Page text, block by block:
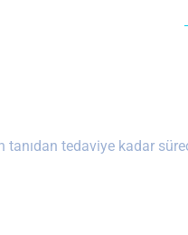
tanıdan tedaviye kadar